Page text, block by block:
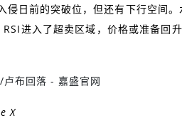
侵日前的突破位，但还有下行空间
RSI进入了超卖区域，价格或准备回
X